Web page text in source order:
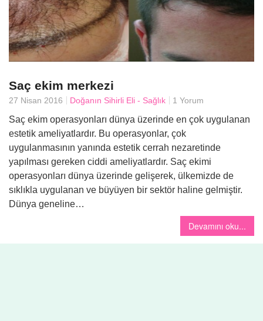
Saç ekim merkezi
27 Nisan 2016 Doğanın Sihirli Eli - Sağlık 1 Yorum
Saç ekim operasyonları dünya üzerinde en çok uygulanan
estetik ameliyatlardır. Bu operasyonlar, çok
uygulanmasının yanında estetik cerrah nezaretinde
yapılması gereken ciddi ameliyatlardır. Saç ekimi
operasyonları dünya üzerinde gelişerek, ülkemizde de
sıklıkla uygulanan ve büyüyen bir sektör haline gelmiştir.
Dünya geneline…
Devamını oku...